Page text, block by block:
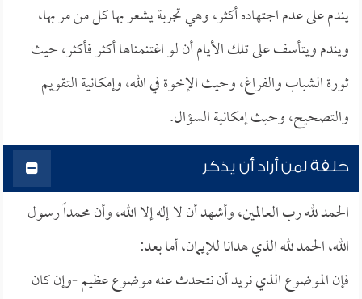
يندم على عدم اجتهاده أكثر، وهي تجربة يشعر بها كل من مر بها،
ويندم ويتأسف على تلك الأيام أن لو اغتنمناها أكثر فأكثر، حيث
ثورة الشباب والفراغ، وحيث الإخوة في الله، وإمكانية التقويم
والتصحيح، وحيث إمكانية السؤال.
خلفة لمن أراد أن يذكر
الحمد لله رب العالمين، وأشهد أن لا إله إلا الله، وأن محمداً رسول
الله، الحمد لله الذي هدانا للإيمان، أما بعد:
فإن الموضوع الذي نريد أن نتحدث عنه موضوع عظيم -وإن كان